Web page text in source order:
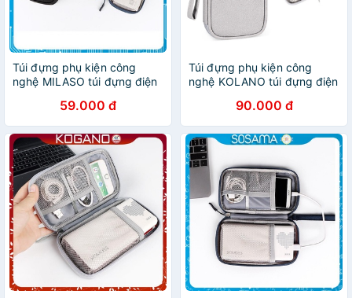
Túi đựng phụ kiện công
nghệ MILASO túi đựng điện
sạc, ổ cứng di động đa năng
TA-001334
59.000 đ
Túi đựng phụ kiện công
nghệ KOLANO túi đựng điện
sạc, ổ cứng di động đa năng
TA-001334
90.000 đ